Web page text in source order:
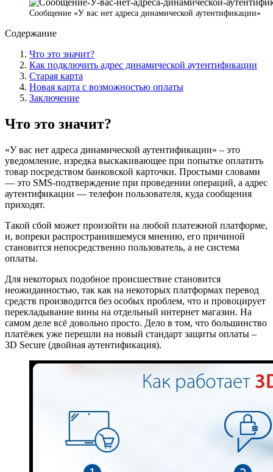
Сообщение «У вас нет адреса динамической аутентификации»
Содержание
Что это значит?
Как подключить адрес динамической аутентификации
Старая карта
Новая карта с возможностью оплаты
Заключение
Что это значит?
«У вас нет адреса динамической аутентификации» – это
уведомление, изредка выскакивающее при попытке оплатить
товар посредством банковской карточки. Простыми словами
— это SMS-подтверждение при проведении операций, а адрес
аутентификации — телефон пользователя, куда сообщения
приходят.
Такой сбой может произойти на любой платежной платформе,
и, вопреки распространившемуся мнению, его причиной
становится непосредственно пользователь, а не система
оплаты.
Для некоторых подобное происшествие становится
неожиданностью, так как на некоторых платформах перевод
средств производится без особых проблем, что и провоцирует
перекладывание вины на отдельный интернет магазин. На
самом деле всё довольно просто. Дело в том, что большинство
платёжек уже перешли на новый стандарт защиты оплаты –
3D Secure (двойная аутентификация).